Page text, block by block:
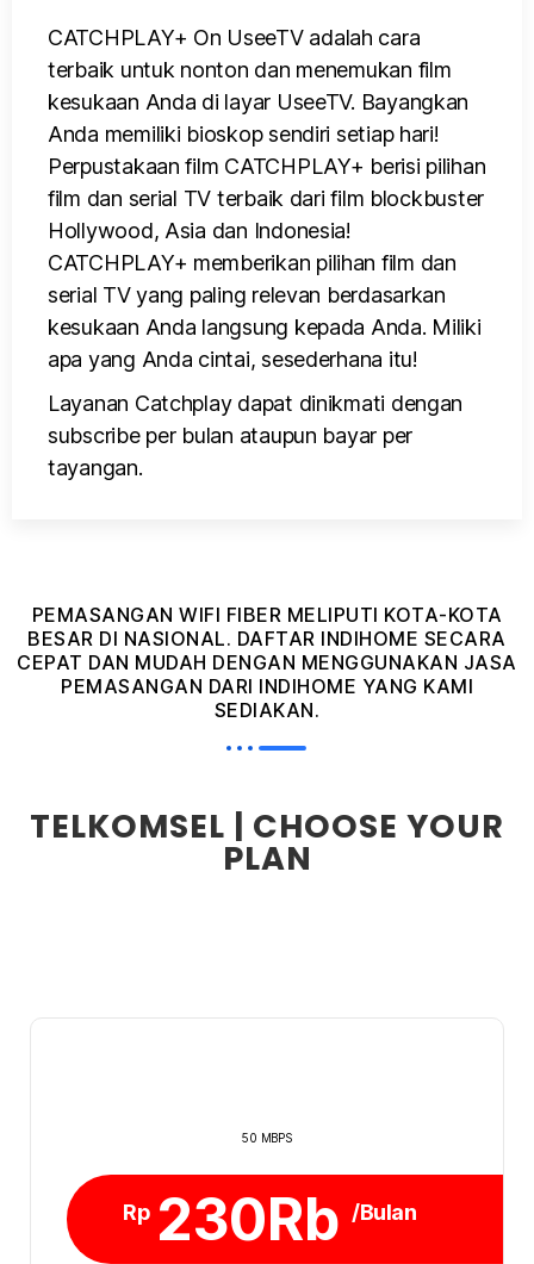
CATCHPLAY+ On UseeTV adalah cara
terbaik untuk nonton dan menemukan film
kesukaan Anda di layar UseeTV. Bayangkan
Anda memiliki bioskop sendiri setiap hari!
Perpustakaan film CATCHPLAY+ berisi pilihan
film dan serial TV terbaik dari film blockbuster
Hollywood, Asia dan Indonesia!
CATCHPLAY+ memberikan pilihan film dan
serial TV yang paling relevan berdasarkan
kesukaan Anda langsung kepada Anda. Miliki
apa yang Anda cintai, sesederhana itu!
Layanan Catchplay dapat dinikmati dengan
subscribe per bulan ataupun bayar per
tayangan.
PEMASANGAN WIFI FIBER MELIPUTI KOTA-KOTA
BESAR DI NASIONAL. DAFTAR INDIHOME SECARA
CEPAT DAN MUDAH DENGAN MENGGUNAKAN JASA
PEMASANGAN DARI INDIHOME YANG KAMI
SEDIAKAN.
TELKOMSEL | CHOOSE YOUR
PLAN
50 MBPS
Rp 230Rb /Bulan